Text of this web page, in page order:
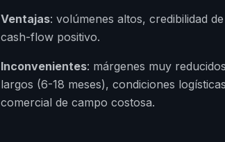
Ventajas: volúmenes altos, credibilidad
cash-flow positivo.
Inconvenientes: márgenes muy
largos (6-18 meses), condiciones
comercial de campo costosa.